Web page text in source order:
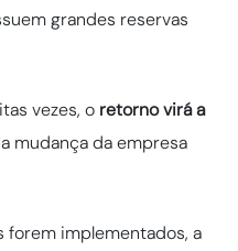
grandes reservas
vezes, o retorno virá a
mudança da empresa
forem implementados, a